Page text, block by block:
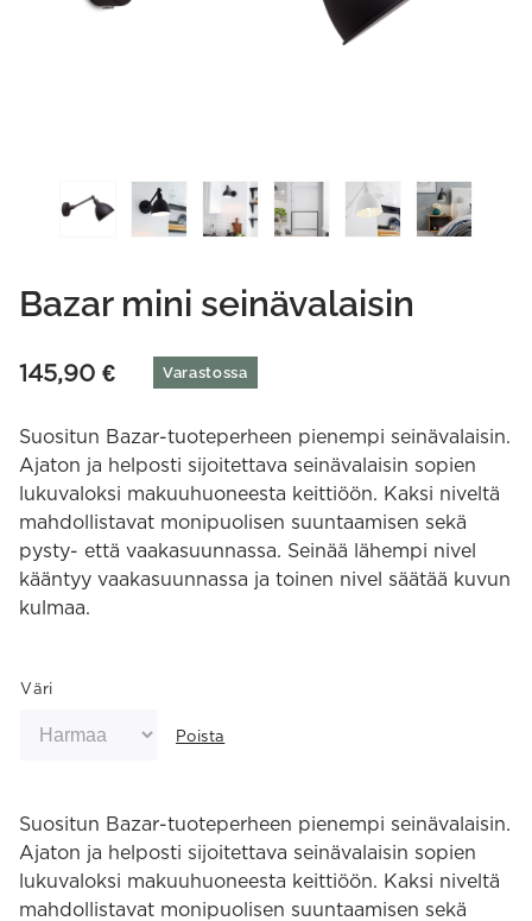
Bazar mini seinävalaisin
145,90 € Varastossa
Suositun Bazar-tuoteperheen pienempi seinävalaisin.
Ajaton ja helposti sijoitettava seinävalaisin sopien
lukuvaloksi makuuhuoneesta keittiöön. Kaksi niveltä
mahdollistavat monipuolisen suuntaamisen sekä
pysty- että vaakasuunnassa. Seinää lähempi nivel
kääntyy vaakasuunnassa ja toinen nivel säätää kuvun
kulmaa.
Väri
Poista
Suositun Bazar-tuoteperheen pienempi seinävalaisin.
Ajaton ja helposti sijoitettava seinävalaisin sopien
lukuvaloksi makuuhuoneesta keittiöön. Kaksi niveltä
mahdollistavat monipuolisen suuntaamisen sekä